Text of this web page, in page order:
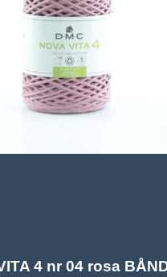
4 nr 04 rosa